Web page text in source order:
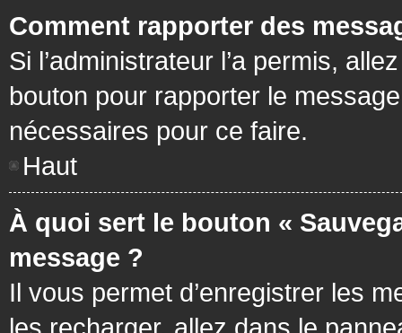
Comment rapporter des
Si l’administrateur l’a permis,
bouton pour rapporter le
nécessaires pour ce faire.
Haut
À quoi sert le bouton «
message ?
Il vous permet d’enregistrer les